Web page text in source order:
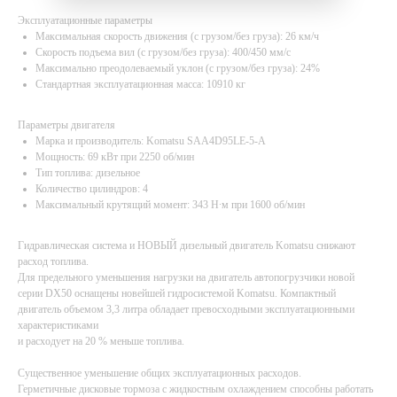
Эксплуатационные параметры
Максимальная скорость движения (с грузом/без груза): 26 км/ч
Скорость подъема вил (с грузом/без груза): 400/450 мм/с
Максимально преодолеваемый уклон (с грузом/без груза): 24%
Стандартная эксплуатационная масса: 10910 кг
Параметры двигателя
Марка и производитель: Komatsu SAA4D95LE-5-А
Мощность: 69 кВт при 2250 об/мин
Тип топлива: дизельное
Количество цилиндров: 4
Максимальный крутящий момент: 343 Н∙м при 1600 об/мин
Гидравлическая система и НОВЫЙ дизельный двигатель Komatsu снижают
расход топлива.
Для предельного уменьшения нагрузки на двигатель автопогрузчики новой
серии DX50 оснащены новейшей гидросистемой Komatsu. Компактный
двигатель объемом 3,3 литра обладает превосходными эксплуатационными
характеристиками
и расходует на 20 % меньше топлива.
Существенное уменьшение общих эксплуатационных расходов.
Герметичные дисковые тормоза с жидкостным охлаждением способны работать